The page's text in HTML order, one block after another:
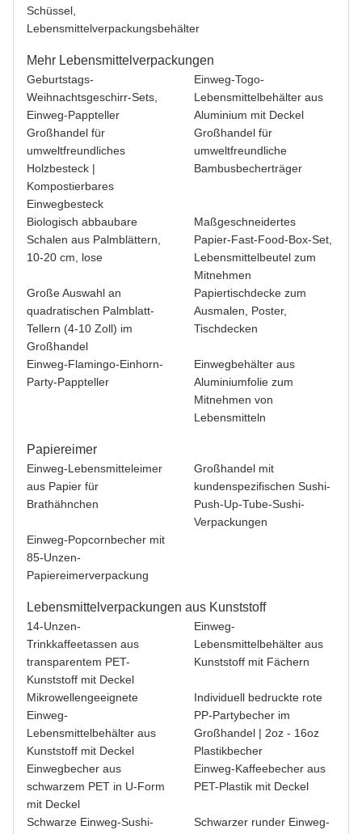
Schüssel,
Lebensmittelverpackungsbehälter
Mehr Lebensmittelverpackungen
Geburtstags-
Weihnachtsgeschirr-Sets,
Einweg-Pappteller
Einweg-Togo-
Lebensmittelbehälter aus
Aluminium mit Deckel
Großhandel für
umweltfreundliches
Holzbesteck |
Kompostierbares
Einwegbesteck
Großhandel für
umweltfreundliche
Bambusbecherträger
Biologisch abbaubare
Schalen aus Palmblättern,
10-20 cm, lose
Maßgeschneidertes
Papier-Fast-Food-Box-Set,
Lebensmittelbeutel zum
Mitnehmen
Große Auswahl an
quadratischen Palmblatt-
Tellern (4-10 Zoll) im
Großhandel
Papiertischdecke zum
Ausmalen, Poster,
Tischdecken
Einweg-Flamingo-Einhorn-
Party-Pappteller
Einwegbehälter aus
Aluminiumfolie zum
Mitnehmen von
Lebensmitteln
Papiereimer
Einweg-Lebensmitteleimer
aus Papier für
Brathähnchen
Großhandel mit
kundenspezifischen Sushi-
Push-Up-Tube-Sushi-
Verpackungen
Einweg-Popcornbecher mit
85-Unzen-
Papiereimerverpackung
Lebensmittelverpackungen aus Kunststoff
14-Unzen-
Trinkkaffeetassen aus
transparentem PET-
Kunststoff mit Deckel
Einweg-
Lebensmittelbehälter aus
Kunststoff mit Fächern
Mikrowellengeeignete
Einweg-
Lebensmittelbehälter aus
Kunststoff mit Deckel
Individuell bedruckte rote
PP-Partybecher im
Großhandel | 2oz - 16oz
Plastikbecher
Einwegbecher aus
schwarzem PET in U-Form
mit Deckel
Einweg-Kaffeebecher aus
PET-Plastik mit Deckel
Schwarze Einweg-Sushi-
Schwarzer runder Einweg-